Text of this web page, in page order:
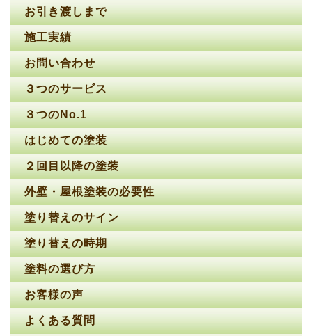
お引き渡しまで
施工実績
お問い合わせ
３つのサービス
３つのNo.1
はじめての塗装
２回目以降の塗装
外壁・屋根塗装の必要性
塗り替えのサイン
塗り替えの時期
塗料の選び方
お客様の声
よくある質問